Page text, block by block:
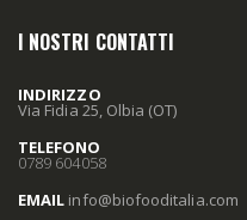
I NOSTRI CONTATTI
INDIRIZZO
Via Fidia 25, Olbia (OT)
TELEFONO
0789 604058
EMAIL info@biofooditalia.com